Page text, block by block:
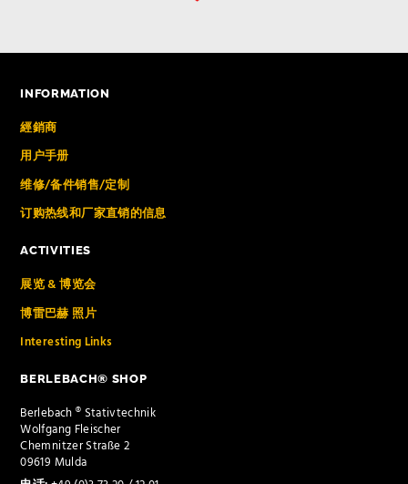
INFORMATION
經銷商
用户手册
维修/备件销售/定制
订购热线和厂家直销的信息
ACTIVITIES
展览 & 博览会
博雷巴赫 照片
Interesting Links
BERLEBACH® SHOP
Berlebach ® Stativtechnik
Wolfgang Fleischer
Chemnitzer Straße 2
09619 Mulda